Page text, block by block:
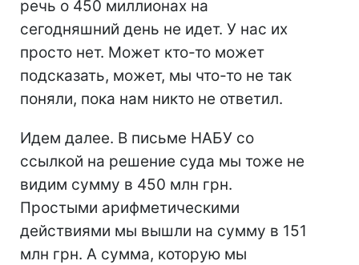
речь о 450 миллионах на
сегодняшний день не идет. У нас их
просто нет. Может кто-то может
подсказать, может, мы что-то не так
поняли, пока нам никто не ответил.
Идем далее. В письме НАБУ со
ссылкой на решение суда мы тоже не
видим сумму в 450 млн грн.
Простыми арифметическими
действиями мы вышли на сумму в 151
млн грн. А сумма, которую мы